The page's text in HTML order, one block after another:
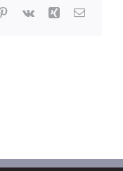
Pinterest
Vk Xing Email